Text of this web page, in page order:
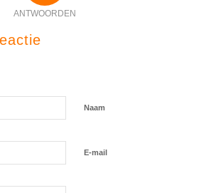
ANTWOORDEN
Naam
E-mail